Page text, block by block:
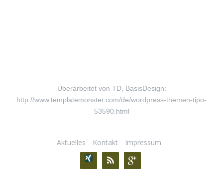
Überarbeitet von TD, BasisDesign:
http://www.templatemonster.com/de/wordpress-themen-tipo-
53590.html
Aktuelles Kontakt Impressum